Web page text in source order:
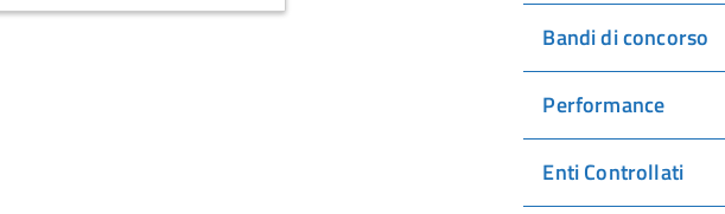
Bandi di concorso
Performance
Enti Controllati